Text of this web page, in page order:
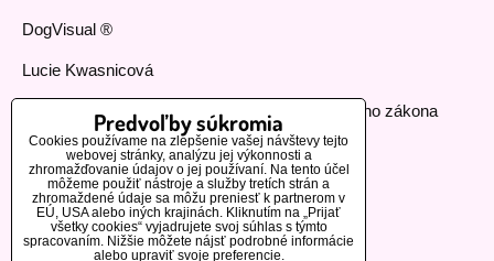
DogVisual ®
Lucie Kwasnicová
Fyzická osoba podnikajúca podľa živnostenského zákona
IČ: 73112593
GSM:+420 776 440 464
MOHLO BY VÁS ZAUJÍMAŤ
Predvoľby súkromia
Cookies používame na zlepšenie vašej návštevy tejto
webovej stránky, analýzu jej výkonnosti a
zhromažďovanie údajov o jej používaní. Na tento účel
môžeme použiť nástroje a služby tretích strán a
zhromaždené údaje sa môžu preniesť k partnerom v
EÚ, USA alebo iných krajinách. Kliknutím na „Prijať
všetky cookies“ vyjadrujete svoj súhlas s týmto
spracovaním. Nižšie môžete nájsť podrobné informácie
alebo upraviť svoje preferencie.